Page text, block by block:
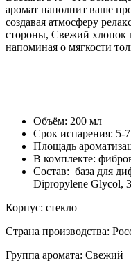
аромат наполнит ваше
создавая атмосферу
стороны, Свежий хлопок
напоминая о мягкости
Объём: 200 мл
Срок испарения: 5-
Площадь
В комплекте:
Состав: база для
Dipropylene Glycol,
Корпус: стекло
Страна производства:
Группа аромата: Свежий